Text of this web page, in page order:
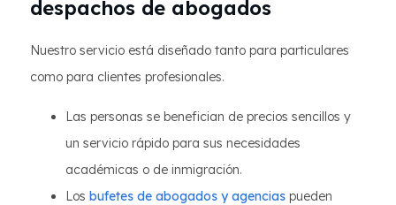
despachos de abogados
Nuestro servicio está diseñado tanto para particulares
como para clientes profesionales.
Las personas se benefician de precios sencillos y
un servicio rápido para sus necesidades
académicas o de inmigración.
Los bufetes de abogados y agencias pueden